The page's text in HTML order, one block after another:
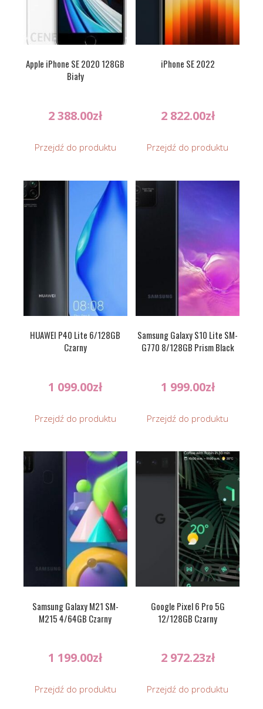
Apple iPhone SE 2020 128GB
Biały
2 388.00zł
Przejdź do produktu
iPhone SE 2022
2 822.00zł
Przejdź do produktu
HUAWEI P40 Lite 6/128GB
Czarny
1 099.00zł
Przejdź do produktu
Samsung Galaxy S10 Lite SM-
G770 8/128GB Prism Black
1 999.00zł
Przejdź do produktu
Samsung Galaxy M21 SM-
M215 4/64GB Czarny
1 199.00zł
Przejdź do produktu
Google Pixel 6 Pro 5G
12/128GB Czarny
2 972.23zł
Przejdź do produktu